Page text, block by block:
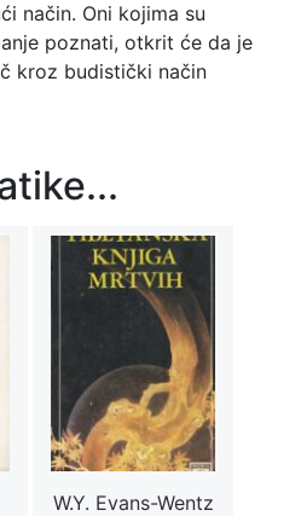
način. Oni kojima su
poznati, otkrit će da je
kroz budistički način
W.Y. Evans-Wentz